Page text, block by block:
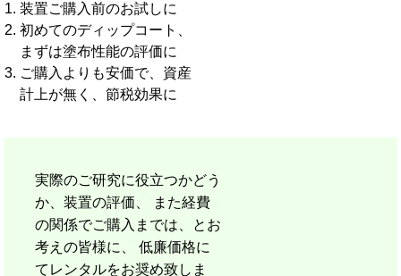
装置ご購入前のお試しに
初めてのディップコート、
まずは塗布性能の評価に
ご購入よりも安価で、資産
計上が無く、節税効果に
実際のご研究に役立つかどう
か、装置の評価、 また経費
の関係でご購入までは、とお
考えの皆様に、 低廉価格に
てレンタルをお奨め致しま